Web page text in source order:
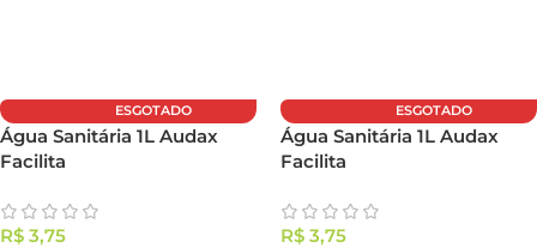
ESGOTADO
Água Sanitária 1L Audax
Facilita
R$ 3,75
ESGOTADO
Água Sanitária 1L Audax
Facilita
R$ 3,75